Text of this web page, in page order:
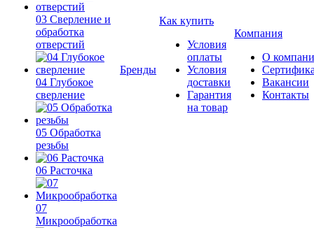
03 Сверление и
обработка
отверстий
04 Глубокое
сверление
05 Обработка
резьбы
06 Расточка
07
Микрообработка
Бренды
Как купить
Условия
оплаты
Условия
доставки
Гарантия
на товар
Компания
О
Вакансии
Контакты